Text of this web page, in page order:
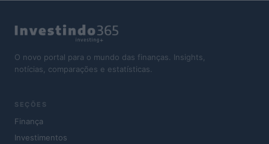
O novo portal para o mundo das finanças. Insights,
notícias, comparações e estatísticas.
SEÇÕES
Finança
Investimentos